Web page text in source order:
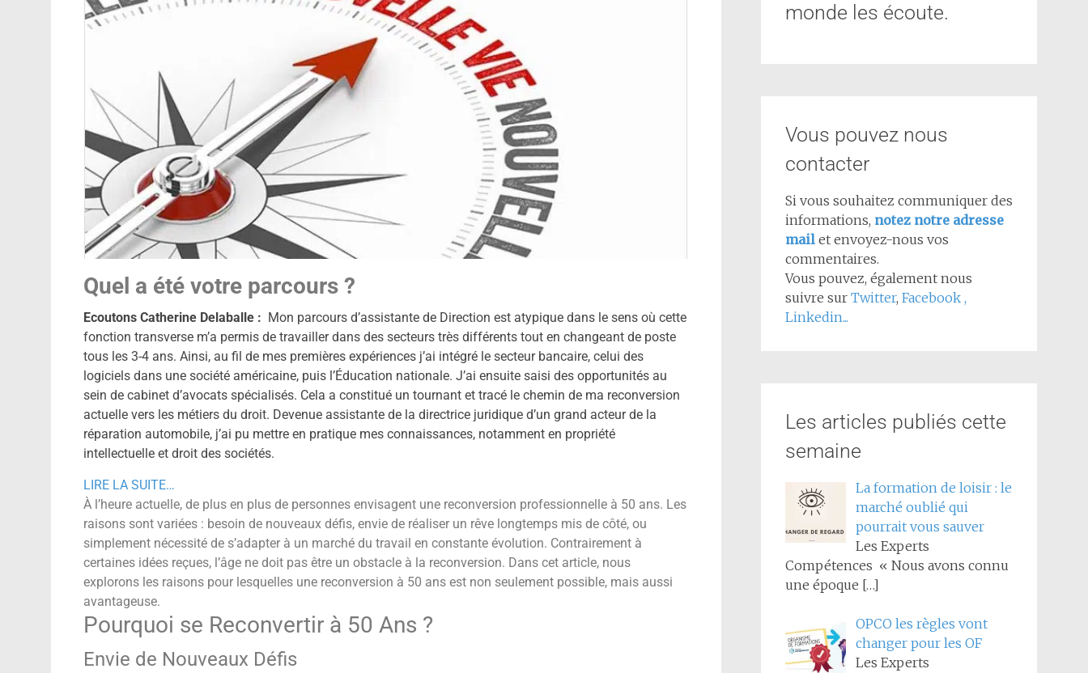
Quel a été votre parcours ?
Ecoutons Catherine Delaballe : Mon parcours d’assistante de Direction est atypique dans le sens où cette
fonction transverse m’a permis de travailler dans des secteurs très différents tout en changeant de poste
tous les 3-4 ans. Ainsi, au fil de mes premières expériences j’ai intégré le secteur bancaire, celui des
logiciels dans une société américaine, puis l’Éducation nationale. J’ai ensuite saisi des opportunités au
sein de cabinet d’avocats spécialisés. Cela a constitué un tournant et tracé le chemin de ma reconversion
actuelle vers les métiers du droit. Devenue assistante de la directrice juridique d’un grand acteur de la
réparation automobile, j’ai pu mettre en pratique mes connaissances, notamment en propriété
intellectuelle et droit des sociétés.
LIRE LA SUITE…
À l’heure actuelle, de plus en plus de personnes envisagent une reconversion professionnelle à 50 ans. Les
raisons sont variées : besoin de nouveaux défis, envie de réaliser un rêve longtemps mis de côté, ou
simplement nécessité de s’adapter à un marché du travail en constante évolution. Contrairement à
certaines idées reçues, l’âge ne doit pas être un obstacle à la reconversion. Dans cet article, nous
explorons les raisons pour lesquelles une reconversion à 50 ans est non seulement possible, mais aussi
avantageuse.
Pourquoi se Reconvertir à 50 Ans ?
Envie de Nouveaux Défis
monde les écoute.
Vous pouvez nous
contacter
Si vous souhaitez communiquer des
informations, notez notre adresse
mail et envoyez-nous vos
commentaires.
Vous pouvez, également nous
suivre sur Twitter, Facebook ,
Linkedin...
Les articles publiés cette
semaine
La formation de loisir : le
marché oublié qui
pourrait vous sauver
Les Experts
Compétences « Nous avons connu
une époque […]
OPCO les règles vont
changer pour les OF
Les Experts